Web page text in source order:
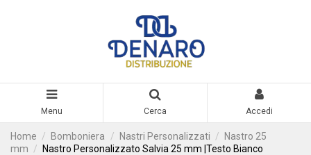
Menu Cerca Accedi
Home Bomboniera Nastri Personalizzati
Nastro 25
mm
Nastro Personalizzato Salvia 25 mm |Testo Bianco